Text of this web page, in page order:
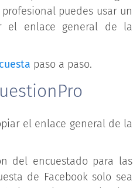
puedes usar un
el enlace general de la
paso a paso.
el enlace general de la
del encuestado para las
de Facebook solo sea